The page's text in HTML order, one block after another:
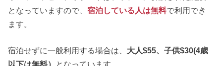
となっていますので、宿泊している人は無料で利用でき
ます。
宿泊せずに一般利用する場合は、 大人$55、子供$30(4歳
以下は無料） となっています。